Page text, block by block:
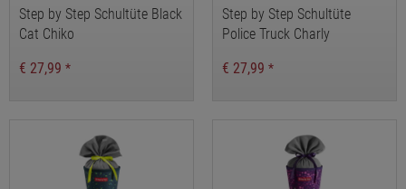
Step by Step Schultüte Black
Cat Chiko
€ 27,99 *
Step by Step Schultüte
Police Truck Charly
€ 27,99 *